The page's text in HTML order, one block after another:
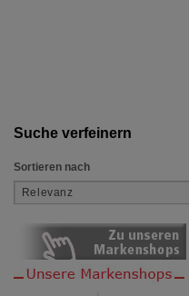
Suche verfeinern
Sortieren nach